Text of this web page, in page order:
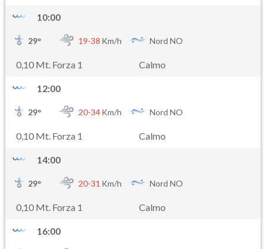
10:00
29° 19-38 Km/h Nord NO
0,10 Mt. Forza 1 Calmo
12:00
29° 20-34Km/h Nord NO
0,10 Mt. Forza 1 Calmo
14:00
29° 20-31 Km/h Nord NO
0,10 Mt. Forza 1 Calmo
16:00